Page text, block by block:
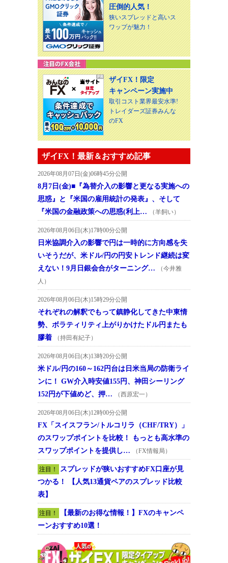
圧倒的人気！
狭いスプレッドと高いス
ワップが魅力！
ザイFX！限定
キャンペーン実施中
取引コスト業界最安水準!
トレイダーズ証券みんな
のFX
ザイFX！最新＆おすすめ記事
2026年08月07日(金)06時45分公開
8月7日(金)■『為替介入の影響と更なる実施への
思惑』と『米国の雇用統計の発表』、そして
『米国の金融政策への思惑(利上…
（羊飼い）
2026年08月06日(木)17時00分公開
日米協調介入の影響で円は一時的に方向感を失
いそうだが、米ドル/円の円安トレンド継続は変
えない！9月日銀会合がターニング…
（今井雅
人）
2026年08月06日(木)15時29分公開
それぞれの解釈でもって鎮静化してきた中東情
勢、ボラティリティ上がりかけたドル円またも
膠着
（持田有紀子）
2026年08月06日(木)13時20分公開
米ドル/円の160～162円台は日米当局の防衛ライ
ンに！ GW介入時安値155円、神田シーリング
152円が下値めど、押…
（西原宏一）
2026年08月06日(木)12時00分公開
FX「スイスフラン/トルコリラ（CHF/TRY）」
のスワップポイントを比較！ もっとも高水準の
スワップポイントを提供し…
（FX情報局）
注目！
スプレッドが狭いおすすめFX口座が見
つかる！ 【人気13通貨ペアのスプレッド比較
表】
注目！
【最新のお得な情報！】FXのキャンペ
ーンおすすめ10選！